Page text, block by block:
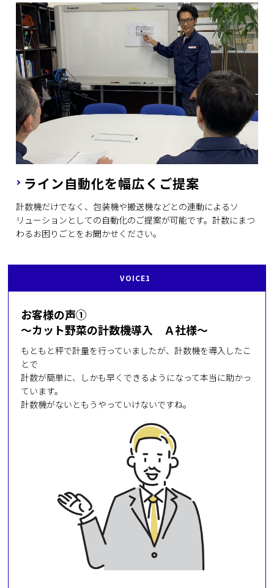
ライン自動化を幅広くご提案
計数機だけでなく、包装機や搬送機などとの連動によるソ
リューションとしての自動化のご提案が可能です。計数にまつ
わるお困りごとをお聞かせください。
VOICE1
お客様の声①
～カット野菜の計数機導入 Ａ社様～
もともと秤で計量を行っていましたが、計数機を導入したこ
とで
計数が簡単に、しかも早くできるようになって本当に助かっ
ています。
計数機がないともうやっていけないですね。